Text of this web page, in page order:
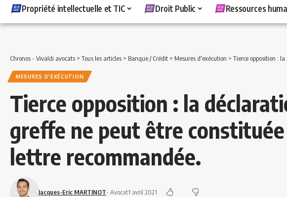
Propriété intellectuelle et TIC
Droit Public Ressources
Chronos - Vivaldi avocats > Tous les articles > Banque / Crédit > Mesures d'exécution > Tierce opposition : la
MESURES D'EXÉCUTION
Tierce opposition : la
greffe ne peut être
lettre recommandée.
Jacques-Eric MARTINOT- Avocat1 avril 2021